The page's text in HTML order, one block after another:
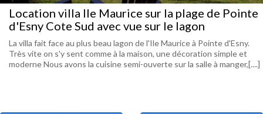
Location villa Ile Maurice sur la plage de Pointe
d'Esny Cote Sud avec vue sur le lagon
La villa fait face au plus beau lagon de l'Ile Maurice à Pointe d'Esny.
Très vite on s'y sent comme à la maison, une décoration simple et
moderne Nous avons la cuisine semi-ouverte sur la salle à manger,[....]